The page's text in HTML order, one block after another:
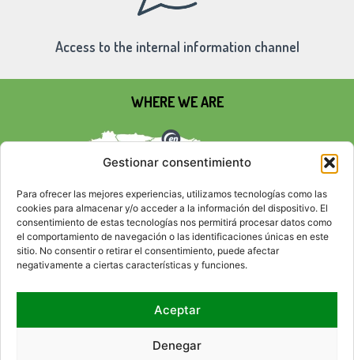
Gestionar consentimiento
Para ofrecer las mejores experiencias, utilizamos tecnologías como las
cookies para almacenar y/o acceder a la información del dispositivo. El
consentimiento de estas tecnologías nos permitirá procesar datos como
el comportamiento de navegación o las identificaciones únicas en este
sitio. No consentir o retirar el consentimiento, puede afectar
negativamente a ciertas características y funciones.
Aceptar
Denegar
Access to the internal information channel
WHERE WE ARE
SOCIAL NETWORKS